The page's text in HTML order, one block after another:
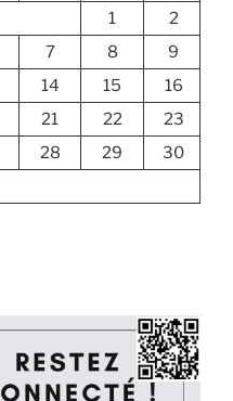
1
2
7 8
9
14 15
16
21 22
23
28 29
30